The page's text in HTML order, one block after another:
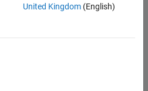
United Kingdom(English)